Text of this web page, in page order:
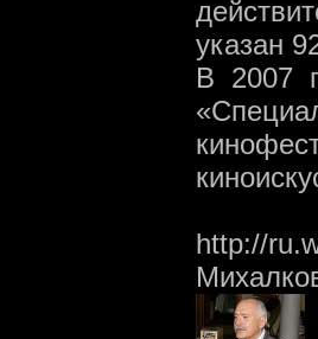
указан
В 2007
http://